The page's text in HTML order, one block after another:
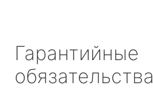
Гарантийные
обязательства